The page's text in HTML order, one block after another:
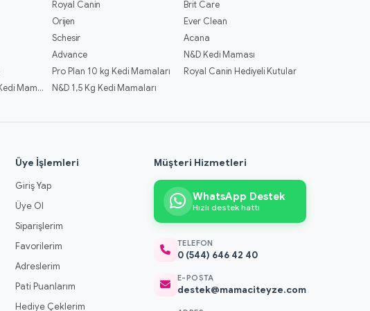
Royal Canin
Brit Care
Orijen
Ever Clean
Schesir
Acana
Advance
N&D Kedi Maması
Pro Plan 10 kg Kedi Mamaları
Royal Canin Hediyeli Kutular
Royal Canin Kitten Kedi Mamaları
N&D 1,5 Kg Kedi Mamaları
Üye İşlemleri
Giriş Yap
Üye Ol
Siparişlerim
Favorilerim
Adreslerim
Pati Puanlarım
Hediye Çeklerim
Müşteri Hizmetleri
WhatsApp Destek
Hızlı destek hattı
TELEFON
0 (544) 646 42 40
E-POSTA
destek@mamaciteyze.com